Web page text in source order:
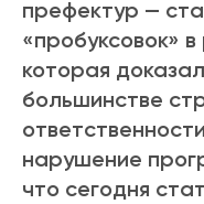
префектур —
«пробуксовок»
которая
большинстве
нарушение
что сегодня